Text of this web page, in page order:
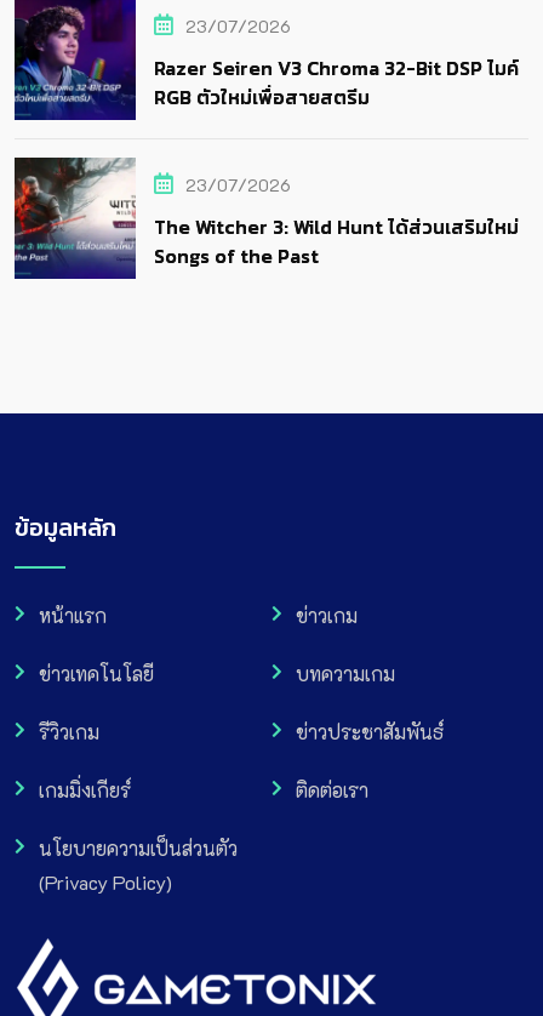
23/07/2026
Razer Seiren V3 Chroma 32-Bit DSP ไมค์
RGB ตัวใหม่เพื่อสายสตรีม
23/07/2026
The Witcher 3: Wild Hunt ได้ส่วนเสริมใหม่
Songs of the Past
ข้อมูลหลัก
หน้าแรก ข่าวเกม
ข่าวเทคโนโลยี บทความเกม
รีวิวเกม ข่าวประชาสัมพันธ์
เกมมิ่งเกียร์ ติดต่อเรา
นโยบายความเป็นส่วนตัว
(Privacy Policy)